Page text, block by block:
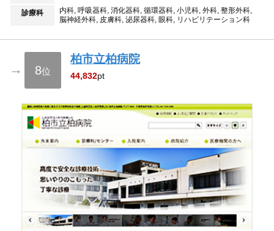
診療科
内科, 呼吸器科, 消化器科, 循環器科, 小児科, 外科, 整形外科,
脳神経外科, 皮膚科, 泌尿器科, 眼科, リハビリテーション科
→ 8位
柏市立柏病院
44,832pt